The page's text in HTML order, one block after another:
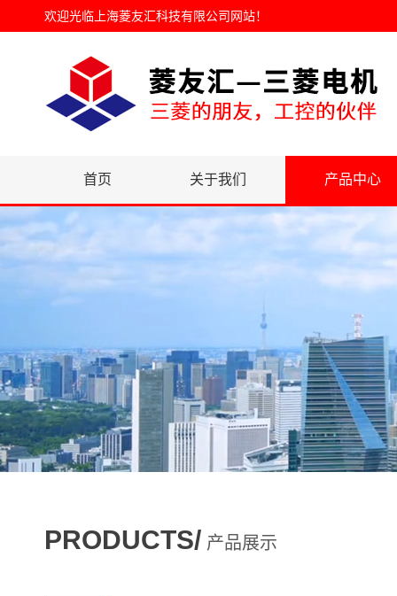
欢迎光临 上海菱友汇科技有限公司网站！
首页 关于我们 产品中心
PRODUCTS/ 产品展示